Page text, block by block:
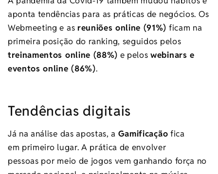
aponta tendências para as práticas de negócios. Os
Webmeeting e as reuniões online (91%) ficam na
primeira posição do ranking, seguidos pelos
treinamentos online (88%) e peloswebinars e
eventos online (86%).
Tendências digitais
Já na análise das apostas, a Gamificação fica
em primeiro lugar. A prática de envolver
pessoas por meio de jogos vem ganhando força no